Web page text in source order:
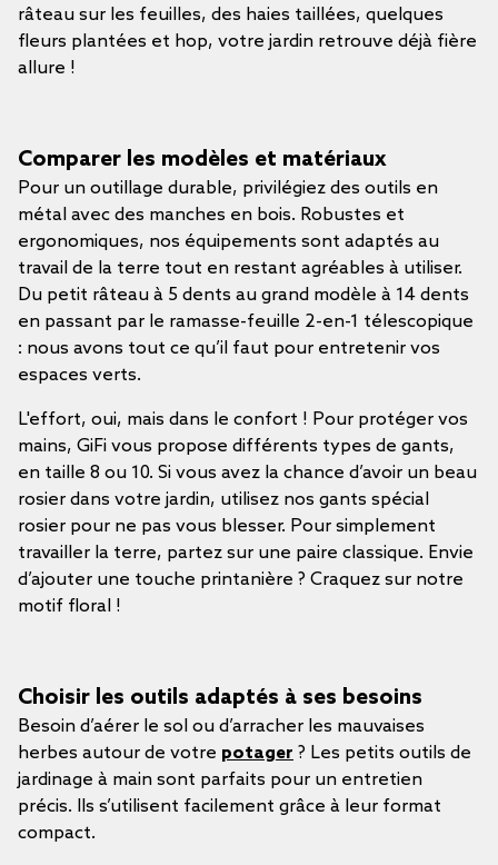
râteau sur les feuilles, des haies taillées, quelques
fleurs plantées et hop, votre jardin retrouve déjà fière
allure !
Comparer les modèles et matériaux
Pour un outillage durable, privilégiez des outils en
métal avec des manches en bois. Robustes et
ergonomiques, nos équipements sont adaptés au
travail de la terre tout en restant agréables à utiliser.
Du petit râteau à 5 dents au grand modèle à 14 dents
en passant par le ramasse-feuille 2-en-1 télescopique
: nous avons tout ce qu’il faut pour entretenir vos
espaces verts.
L'effort, oui, mais dans le confort ! Pour protéger vos
mains, GiFi vous propose différents types de gants,
en taille 8 ou 10. Si vous avez la chance d’avoir un beau
rosier dans votre jardin, utilisez nos gants spécial
rosier pour ne pas vous blesser. Pour simplement
travailler la terre, partez sur une paire classique. Envie
d’ajouter une touche printanière ? Craquez sur notre
motif floral !
Choisir les outils adaptés à ses besoins
Besoin d’aérer le sol ou d’arracher les mauvaises
herbes autour de votre potager ? Les petits outils de
jardinage à main sont parfaits pour un entretien
précis. Ils s’utilisent facilement grâce à leur format
compact.